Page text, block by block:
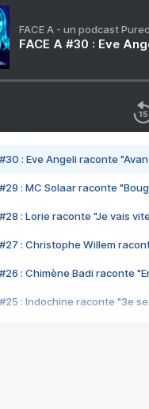
FACE A - un podcast
FACE A #30 : Eve
#30 : Eve Angeli raconte
#29 : MC Solaar raconte
#28 : Lorie raconte "Je vais
#27 : Christophe Willem
#26 : Chimène Badi raconte
#25 : Indochine raconte "3e